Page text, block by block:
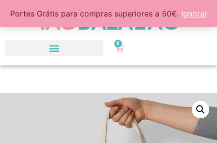
Portes Grátis para compras superiores a 50€. Ignorar
0